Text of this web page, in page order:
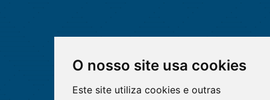
O nosso site usa cookies
Este site utiliza cookies e outras